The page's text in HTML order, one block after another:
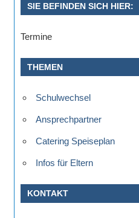
SIE BEFINDEN SICH HIER:
Termine
THEMEN
Schulwechsel
Ansprechpartner
Catering Speiseplan
Infos für Eltern
KONTAKT